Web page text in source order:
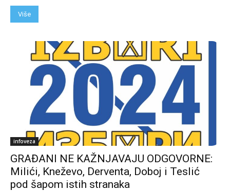
Više
infoveza
GRAĐANI NE KAŽNJAVAJU ODGOVORNE:
Milići, Kneževo, Derventa, Doboj i Teslić
pod šapom istih stranaka